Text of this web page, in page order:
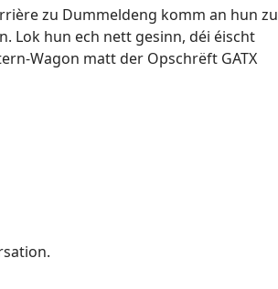
zu Dummeldeng komm an hun zu
Lok hun ech nett gesinn, déi éischt
Wagon matt der Opschrëft GATX